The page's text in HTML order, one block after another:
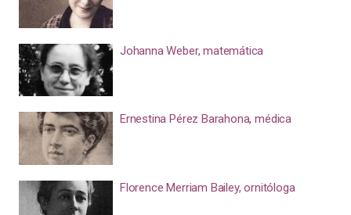
Johanna Weber, matemática
Ernestina Pérez Barahona, médica
Florence Merriam Bailey, ornitóloga